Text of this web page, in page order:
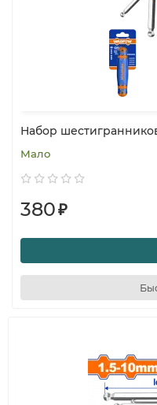
Набор
Мало
380₽